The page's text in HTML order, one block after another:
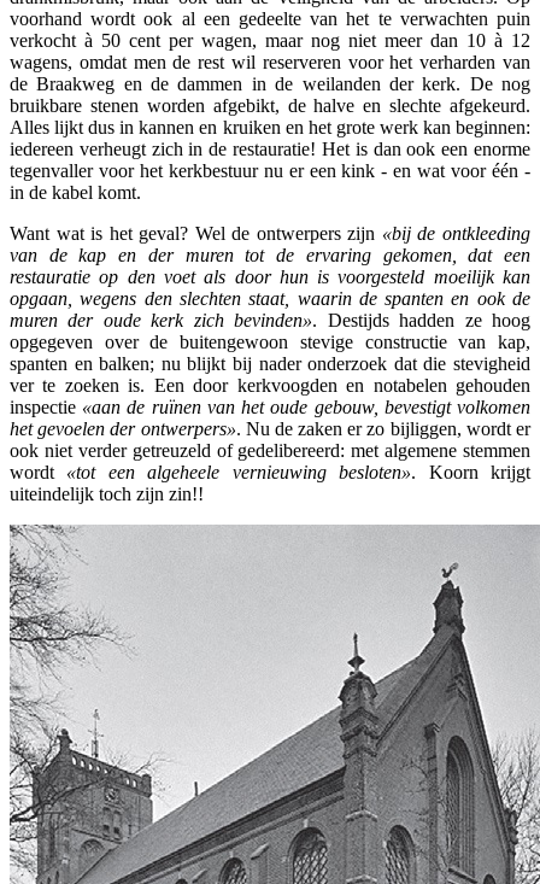
voorhand wordt ook al een gedeelte van het te verwachten puin
verkocht à 50 cent per wagen, maar nog niet meer dan 10 à 12
wagens, omdat men de rest wil reserveren voor het verharden van
de Braakweg en de dammen in de weilanden der kerk. De nog
bruikbare stenen worden afgebikt, de halve en slechte afgekeurd.
Alles lijkt dus in kannen en kruiken en het grote werk kan beginnen:
iedereen verheugt zich in de restauratie! Het is dan ook een enorme
tegenvaller voor het kerkbestuur nu er een kink - en wat voor één -
in de kabel komt.
Want wat is het geval? Wel de ontwerpers zijn «bij de ontkleeding
van de kap en der muren tot de ervaring gekomen, dat een
restauratie op den voet als door hun is voorgesteld moeilijk kan
opgaan, wegens den slechten staat, waarin de spanten en ook de
muren der oude kerk zich bevinden». Destijds hadden ze hoog
opgegeven over de buitengewoon stevige constructie van kap,
spanten en balken; nu blijkt bij nader onderzoek dat die stevigheid
ver te zoeken is. Een door kerkvoogden en notabelen gehouden
inspectie «aan de ruïnen van het oude gebouw, bevestigt volkomen
het gevoelen der ontwerpers». Nu de zaken er zo bijliggen, wordt er
ook niet verder getreuzeld of gedelibereerd: met algemene stemmen
wordt «tot een algeheele vernieuwing besloten». Koorn krijgt
uiteindelijk toch zijn zin!!